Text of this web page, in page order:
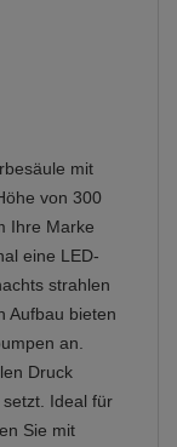
mit
von 300
Ihre Marke
eine LED-
strahlen
Aufbau bieten
an.
Druck
Ideal für
Sie mit